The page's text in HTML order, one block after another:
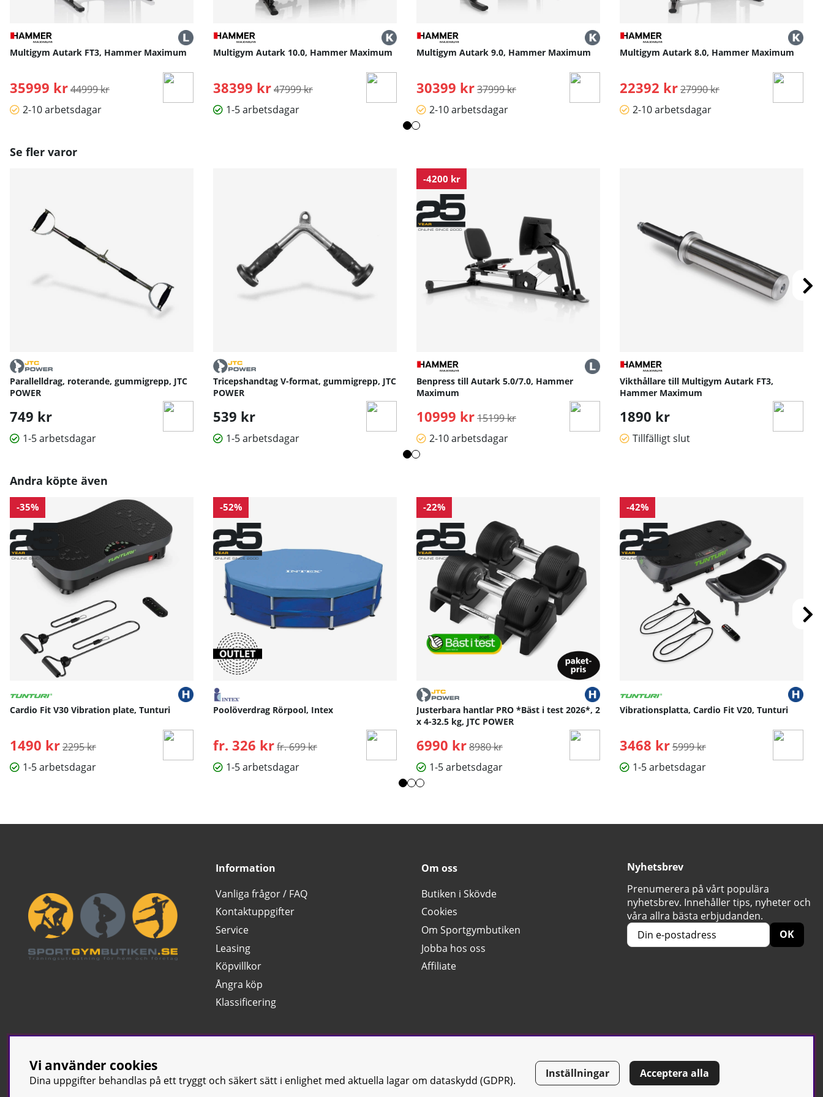
Multigym Autark FT3, Hammer Maximum
35999 kr Ordinarie pris:
44999 kr
2-10 arbetsdagar
Multigym Autark 10.0, Hammer Maximum
38399 kr Ordinarie pris:
47999 kr
1-5 arbetsdagar
Multigym Autark 9.0, Hammer Maximum
30399 kr Ordinarie pris:
37999 kr
2-10 arbetsdagar
Multigym Autark 8.0, Hammer Maximum
22392 kr Ordinarie pris:
27990 kr
2-10 arbetsdagar
Se fler varor
Parallelldrag, roterande, gummigrepp, JTC
POWER
749 kr
1-5 arbetsdagar
Tricepshandtag V-format, gummigrepp, JTC
POWER
539 kr
1-5 arbetsdagar
-4200 kr
Benpress till Autark 5.0/7.0, Hammer
Maximum
10999 kr Ordinarie pris:
15199 kr
2-10 arbetsdagar
Vikthållare till Multigym Autark FT3,
Hammer Maximum
1890 kr
Tillfälligt slut
Andra köpte även
-35%
Cardio Fit V30 Vibration plate, Tunturi
1490 kr Ordinarie pris:
2295 kr
1-5 arbetsdagar
-52%
Poolöverdrag Rörpool, Intex
fr. 326 krOrdinarie pris:
fr. 699 kr
1-5 arbetsdagar
-22%
Justerbara hantlar PRO *Bäst i test 2026*, 2
x 4-32.5 kg, JTC POWER
6990 kr Ordinarie pris:
8980 kr
1-5 arbetsdagar
-42%
Vibrationsplatta, Cardio Fit V20, Tunturi
3468 kr Ordinarie pris:
5999 kr
1-5 arbetsdagar
Information
Vanliga frågor / FAQ
Kontaktuppgifter
Service
Leasing
Köpvillkor
Ångra köp
Klassificering
Om oss
Butiken i Skövde
Cookies
Om Sportgymbutiken
Jobba hos oss
Affiliate
Nyhetsbrev
Prenumerera på vårt populära
nyhetsbrev. Innehåller tips, nyheter och
våra allra bästa erbjudanden.
OK
© Sport & Gym Butiken JTC AB |Kontakta oss| All rights reserved | Org.nr: 556668-7058 | Tel: 0500-42 87 00
Vi använder cookies
Dina uppgifter behandlas på ett tryggt och säkert sätt i enlighet med aktuella lagar om dataskydd (GDPR).
Inställningar Acceptera alla